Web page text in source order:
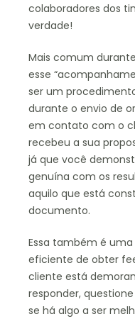
colaboradores dos
verdade!
Mais comum
esse
ser um
durante o envio de
em contato com o
recebeu a sua
já que você
genuína com os
aquilo que está
documento.
Essa também é
eficiente de obter
cliente está
responder,
se há algo a ser